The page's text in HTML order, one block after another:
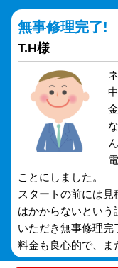
無事修理完了!
T.H様
ことにしました。
スタートの前には
はかからないという
いただき無事修理完
料金も良心的で、ま